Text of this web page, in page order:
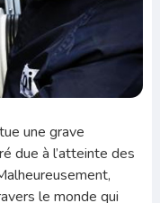
une grave
due à l’atteinte des
le monde qui